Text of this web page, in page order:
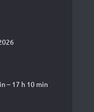
– 17 h 10 min